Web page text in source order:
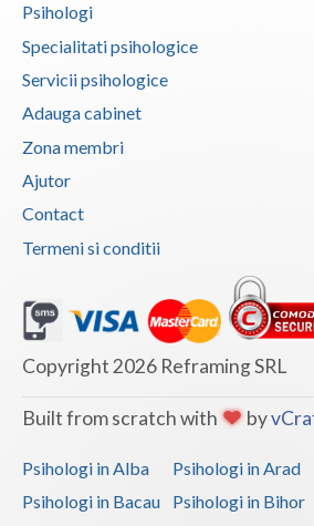
Vaslui
Vrancea
Psihologi
Specialitati psihologice
Servicii psihologice
Adauga cabinet
Zona membri
Ajutor
Contact
Termeni si conditii
Copyright 2026 Reframing SRL
Built from scratch with by
Psihologi in Alba Psihologi in Arad
Psihologi in Bacau
Psihologi in Bihor